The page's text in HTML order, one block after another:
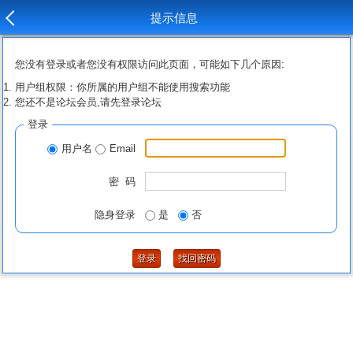
提示信息
您没有登录或者您没有权限访问此页面，可能如下几个原因:
用户组权限：你所属的用户组不能使用搜索功能
您还不是论坛会员,请先登录论坛
登录
用户名 Email
密 码
隐身登录 是 否